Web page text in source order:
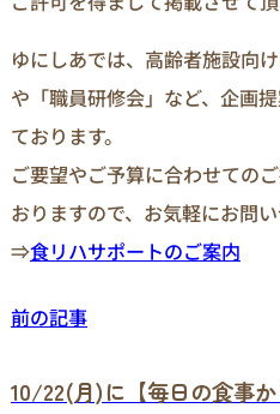
ゆにしあでは、高齢者施設向
や「職員研修会」など、企画
ております。
ご要望やご予算に合わせての
おりますので、お気軽にお問い
⇒食リハサポートのご案内
前の記事
10/22(月)に【毎日の食事